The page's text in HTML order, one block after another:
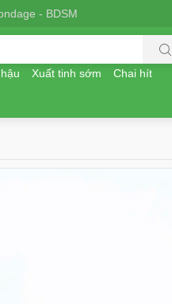
- BDSM
Xuất tinh sớm Chai hít